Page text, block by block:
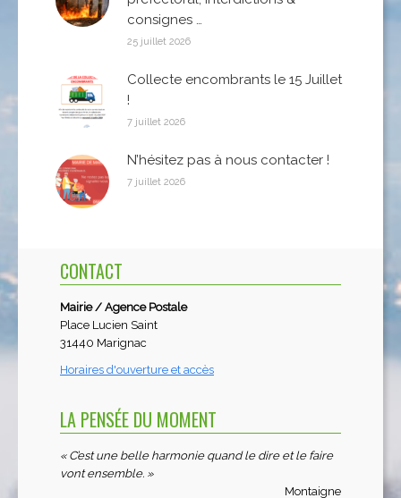
consignes …
25 juillet 2026
Collecte encombrants le 15 Juillet
!
7 juillet 2026
N’hésitez pas à nous contacter !
7 juillet 2026
CONTACT
Mairie / Agence Postale
Place Lucien Saint
31440 Marignac
Horaires d'ouverture et accès
LA PENSÉE DU MOMENT
« C’est une belle harmonie quand le dire et le faire
vont ensemble. »
Montaigne